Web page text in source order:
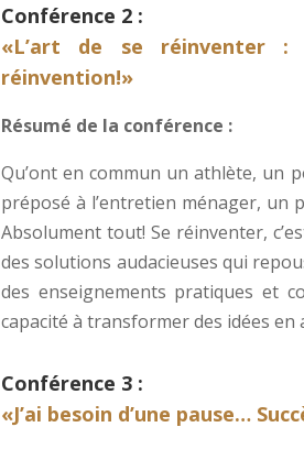
Conférence 2 :
«L’art de se réinventer :
réinvention!»
Résumé de la conférence :
Qu’ont en commun un athlète, un
préposé à l’entretien ménager,
Absolument tout! Se réinventer,
des solutions audacieuses qui
des enseignements pratiques et
capacité à transformer des idées en
Conférence 3 :
«J’ai besoin d’une pause…